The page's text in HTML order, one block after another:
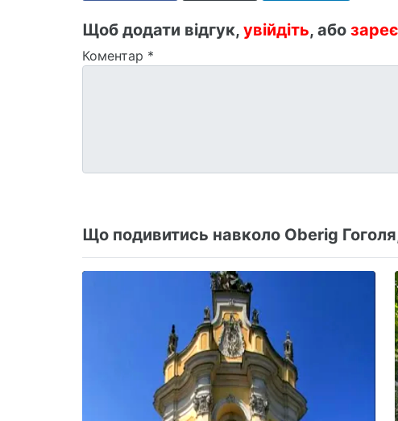
Щоб додати відгук, увійдіть, або
Коментар *
Що подивитись навколо Oberig